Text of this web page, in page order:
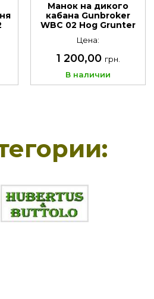
Манок на дикого
кабана Gunbroker
WBC 02 Hog Grunter
Цена:
1 200,00 грн.
В наличии